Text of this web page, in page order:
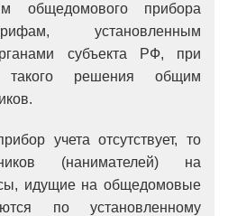
общедомового прибора
установленным
субъекта РФ, при
такого решения общим
учета отсутствует, то
(нанимателей) на
идущие на общедомовые
по установленному